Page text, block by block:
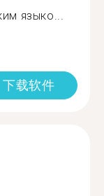
языко...
下载软件